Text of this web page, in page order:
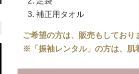
補正用タオル
ご希望の方は、販売もしており
※「振袖レンタル」の方は、肌